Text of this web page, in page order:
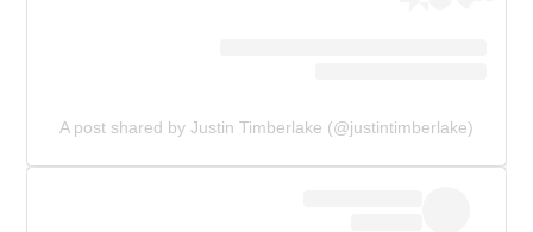
A post shared by Justin Timberlake (@justintimberlake)